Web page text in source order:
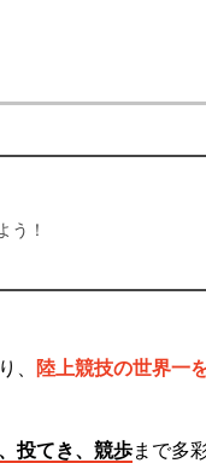
う！
、 陸上競技の世界一
投てき、競歩まで多